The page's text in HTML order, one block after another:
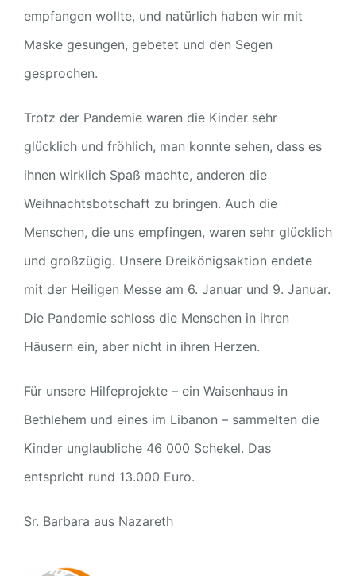
empfangen wollte, und natürlich haben wir mit
Maske gesungen, gebetet und den Segen
gesprochen.
Trotz der Pandemie waren die Kinder sehr
glücklich und fröhlich, man konnte sehen, dass es
ihnen wirklich Spaß machte, anderen die
Weihnachtsbotschaft zu bringen. Auch die
Menschen, die uns empfingen, waren sehr glücklich
und großzügig. Unsere Dreikönigsaktion endete
mit der Heiligen Messe am 6. Januar und 9. Januar.
Die Pandemie schloss die Menschen in ihren
Häusern ein, aber nicht in ihren Herzen.
Für unsere Hilfeprojekte – ein Waisenhaus in
Bethlehem und eines im Libanon – sammelten die
Kinder unglaubliche 46 000 Schekel. Das
entspricht rund 13.000 Euro.
Sr. Barbara aus Nazareth